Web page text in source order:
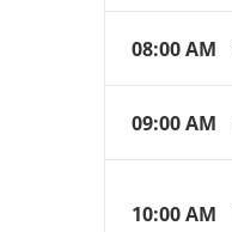
08:00 AM
09:00 AM
10:00 AM